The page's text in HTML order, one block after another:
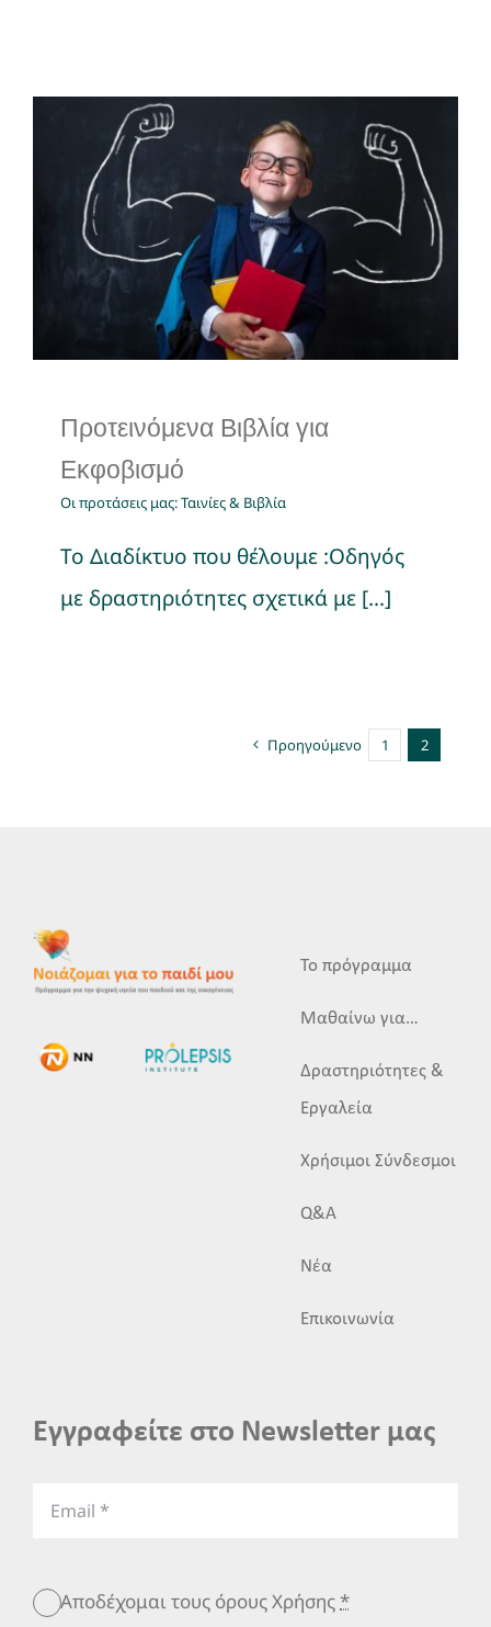
Προτεινόμενα Bιβλία για
Εκφοβισμό
Οι προτάσεις μας: Ταινίες & Βιβλία
Προτεινόμενα Bιβλία για
Εκφοβισμό
Οι προτάσεις μας: Ταινίες & Βιβλία
Το Διαδίκτυο που θέλουμε :Οδηγός
με δραστηριότητες σχετικά με [...]
Προηγούμενο 1 2
Το πρόγραμμα
Μαθαίνω για…
Δραστηριότητες &
Εργαλεία
Χρήσιμοι Σύνδεσμοι
Q&A
Νέα
Επικοινωνία
Εγγραφείτε στο Newsletter μας
Αποδέχομαι τους όρους Χρήσης*